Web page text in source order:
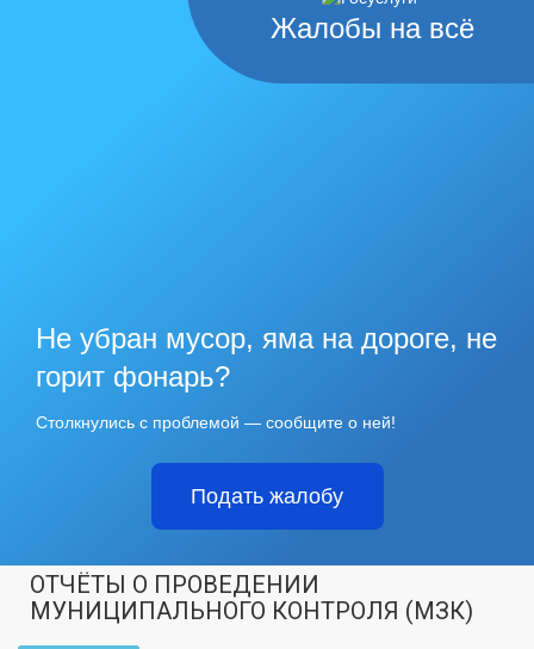
Жалобы на всё
Не убран мусор, яма на дороге, не
горит фонарь?
Столкнулись с проблемой — сообщите о ней!
Подать жалобу
ОТЧЁТЫ О ПРОВЕДЕНИИ
МУНИЦИПАЛЬНОГО КОНТРОЛЯ (МЗК)